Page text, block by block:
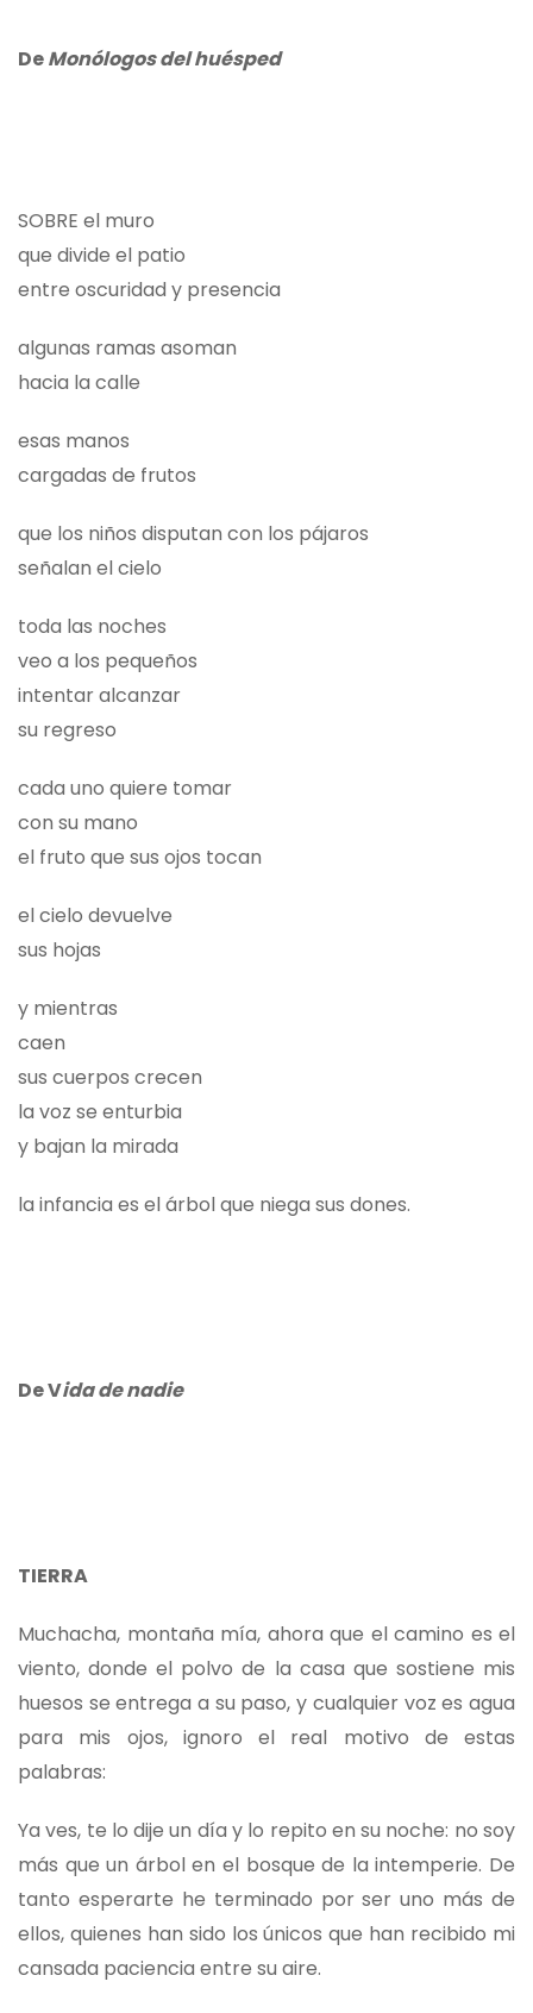
DeMonólogos del huésped
SOBRE el muro
que divide el patio
entre oscuridad y presencia
algunas ramas asoman
hacia la calle
esas manos
cargadas de frutos
que los niños disputan con los pájaros
señalan el cielo
toda las noches
veo a los pequeños
intentar alcanzar
su regreso
cada uno quiere tomar
con su mano
el fruto que sus ojos tocan
el cielo devuelve
sus hojas
y mientras
caen
sus cuerpos crecen
la voz se enturbia
y bajan la mirada
la infancia es el árbol que niega sus dones.
De Vida de nadie
TIERRA
Muchacha, montaña mía, ahora que el camino es el
viento, donde el polvo de la casa que sostiene mis
huesos se entrega a su paso, y cualquier voz es agua
para mis ojos, ignoro el real motivo de estas
palabras:
Ya ves, te lo dije un día y lo repito en su noche: no soy
más que un árbol en el bosque de la intemperie. De
tanto esperarte he terminado por ser uno más de
ellos, quienes han sido los únicos que han recibido mi
cansada paciencia entre su aire.